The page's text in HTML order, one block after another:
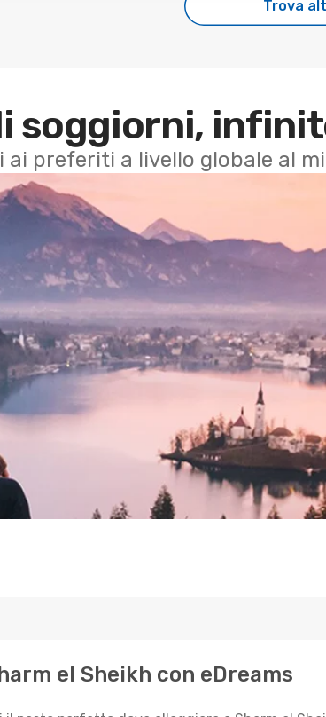
Trova
soggiorni,
ai preferiti a livello globale al
el Sheikh con eDreams